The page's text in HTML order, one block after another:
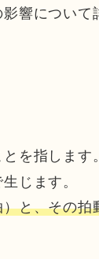
響について
を指します。
じます。
と、その